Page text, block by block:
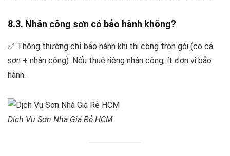
8.3. Nhân công sơn có bảo hành không?
✅ Thông thường chỉ bảo hành khi thi công trọn gói (có cả
sơn + nhân công). Nếu thuê riêng nhân công, ít đơn vị bảo
hành.
Dịch Vụ Sơn Nhà Giá Rẻ HCM